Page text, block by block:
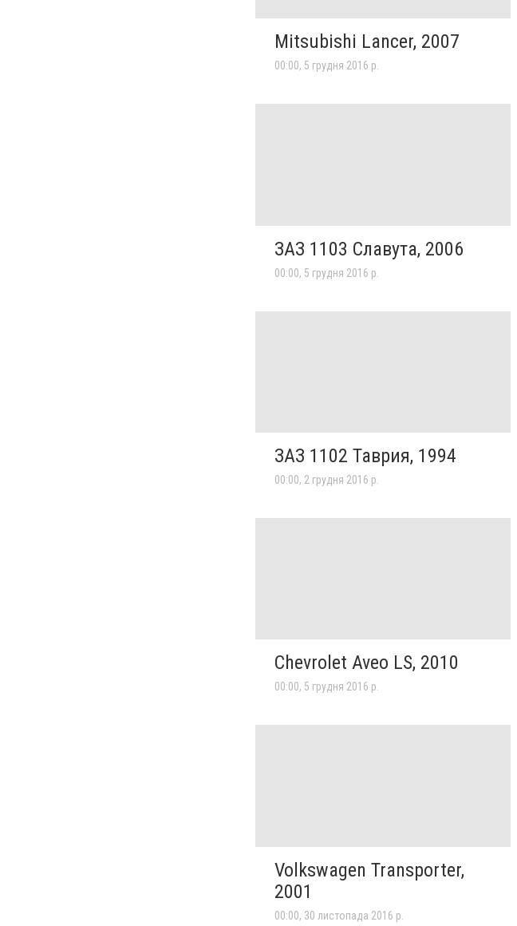
Mitsubishi Lancer, 2007
00:00, 5 грудня 2016 р.
ЗАЗ 1103 Славута, 2006
00:00, 5 грудня 2016 р.
ЗАЗ 1102 Таврия, 1994
00:00, 2 грудня 2016 р.
Chevrolet Aveo LS, 2010
00:00, 5 грудня 2016 р.
Volkswagen Transporter,
2001
00:00, 30 листопада 2016 р.